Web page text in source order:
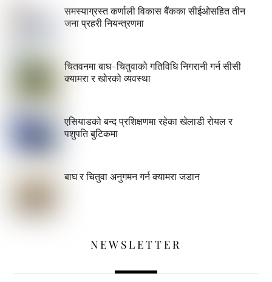
समस्याग्रस्त कर्णाली विकास बैंकका सीईओसहित तीन
जना प्रहरी नियन्त्रणमा
चितवनमा बाघ–चितुवाको गतिविधि निगरानी गर्न सीसी
क्यामरा र खोरको व्यवस्था
एसियाडको बन्द प्रशिक्षणमा रहेका खेलाडी रोयल र
पशुपति बुटिकमा
बाघ र चितुवा अनुगमन गर्न क्यामरा जडान
NEWSLETTER